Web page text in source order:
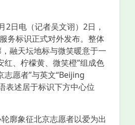
电（记者吴文诩）2日，
务标识正式对外发布。整体
融天坛地标与微笑暖意于一
红、柠檬黄、微笑橙”组成色
志愿者”与英文“Beijing
表述居于标识下方中心位
象征北京志愿者以爱为出